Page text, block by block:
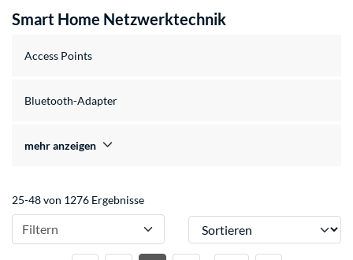
Smart Home Netzwerktechnik
Access Points
Bluetooth-Adapter
mehr anzeigen
25-48 von 1276 Ergebnisse
Filtern Sortieren